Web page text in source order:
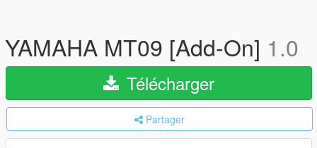
YAMAHA MT09 [Add-On] 1.0
Télécharger
Partager